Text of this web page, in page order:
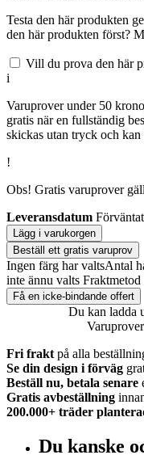
Testa den här produkten
den här produkten först?
Vill du prova den här
i
Varuprover under 50
gratis när en fullständig
skickas utan tryck och kan
!
Obs! Gratis varuprover
Leveransdatum
Lägg i varukorgen
Beställ ett gratis varuprov
Ingen färg har valtsAntal
inte ännu valts Fraktmetod
Få en icke-bindande offert
Du kan ladda
Fri frakt på alla
Se din design i förväg
Beställ nu, betala senare
Gratis avbeställning
200.000+ träder
Du kanske